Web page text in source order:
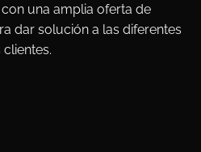
una amplia oferta de
dar solución a las diferentes